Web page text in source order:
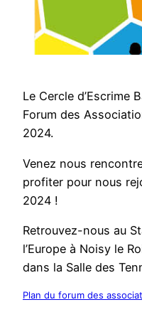
Le Cercle d’Escrime
Forum des
2024.
Venez nous
profiter pour nous
2024 !
Retrouvez-nous au
l’Europe à Noisy le
dans la Salle des
Plan du forum des